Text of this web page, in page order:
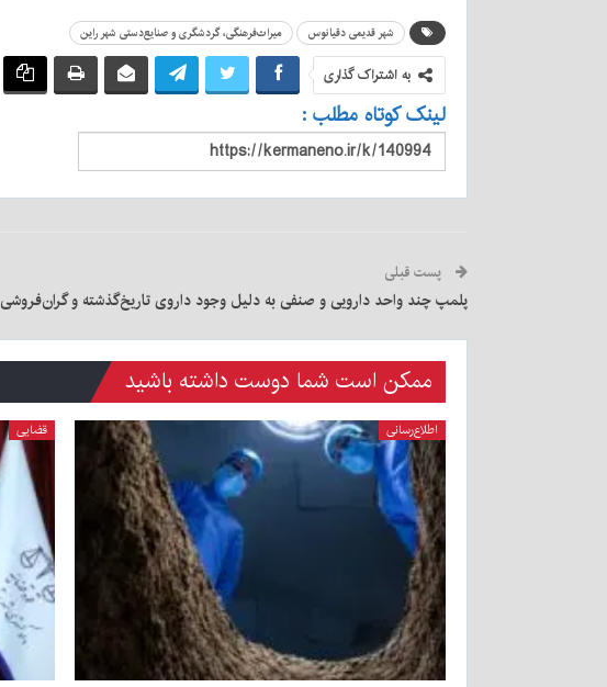
شهر قدیمی دقیانوس میراث‌فرهنگی، گردشگری و صنایع‌دستی شهر راین
به اشتراک گذاری
لینک کوتاه مطلب :
پست قبلی
پلمپ چند واحد دارویی و صنفی به دلیل وجود داروی تاریخ‌گذشته و گران‌فروشی
ممکن است شما دوست داشته باشید
اطلاع‌رسانی قضایی